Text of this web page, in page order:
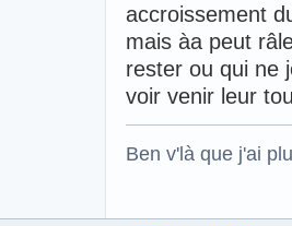
accroissement
mais àa peut
rester ou qui ne
voir venir leur
Ben v'là que j'ai